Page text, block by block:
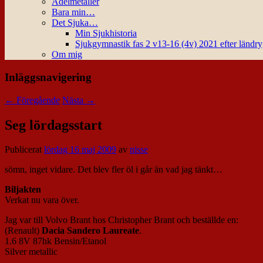
Bara min…
Det Sjuka…
Min Sjukhistoria
Sjukgymnastik fas 2 v13-16 (4v) 2021 efter
Om mig
Inläggsnavigering
← Föregående Nästa →
Seg lördagsstart
Publiceratlördag 16 maj 2009 av nisse
sömn, inget vidare. Det blev fler öl i går än vad jag tänkt…
Biljakten
Verkat nu vara över.
Jag var till Volvo Brant hos Christopher Brant och beställde en:
(Renault) Dacia Sandero Laureate.
1.6 8V 87hk Bensin/Etanol
Silver metallic